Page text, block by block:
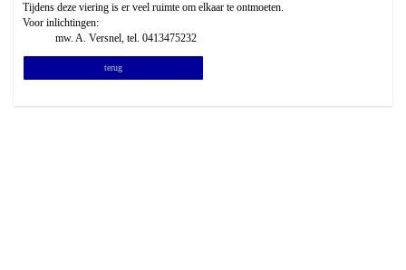
Tijdens deze viering is er veel ruimte om elkaar te ontmoeten.
Voor inlichtingen:
mw. A. Versnel, tel. 0413475232
terug